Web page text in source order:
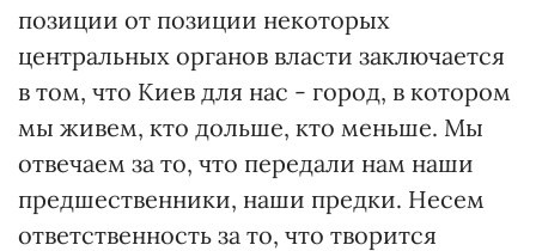
позиции от позиции некоторых
центральных органов власти заключается
в том, что Киев для нас - город, в котором
мы живем, кто дольше, кто меньше. Мы
отвечаем за то, что передали нам наши
предшественники, наши предки. Несем
ответственность за то, что творится